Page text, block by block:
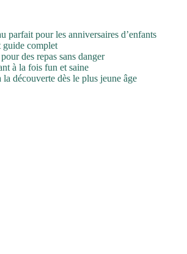
parfait pour les anniversaires d’enfants
guide complet
des repas sans danger
à la fois fun et saine
découverte dès le plus jeune âge